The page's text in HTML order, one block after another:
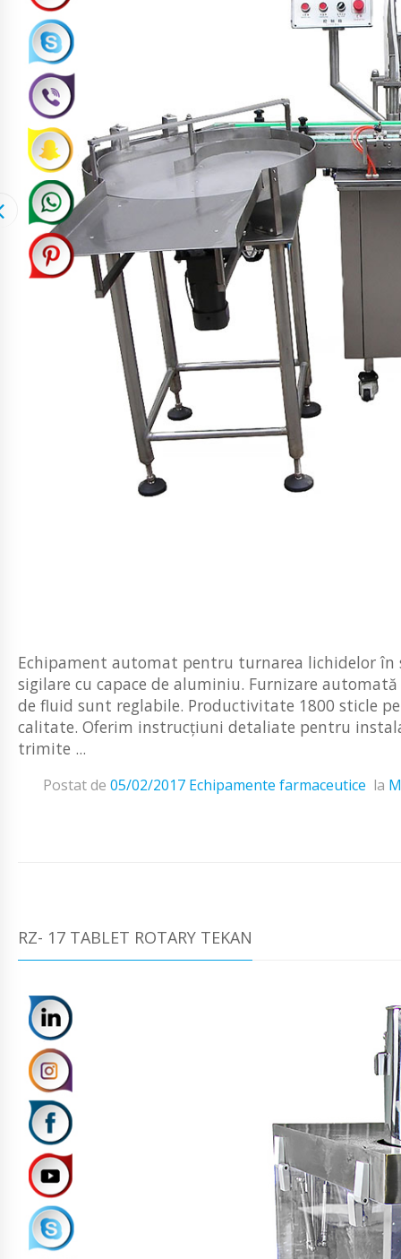
Echipament automat pentru turnarea lichidelor în
sigilare cu capace de aluminiu. Furnizare
de fluid sunt reglabile. Productivitate 1800 sticle
calitate. Oferim instrucțiuni detaliate pentru
trimite ...
Postat de 05/02/2017 Echipamente farmaceutice la
RZ- 17 TABLET ROTARY TEKAN